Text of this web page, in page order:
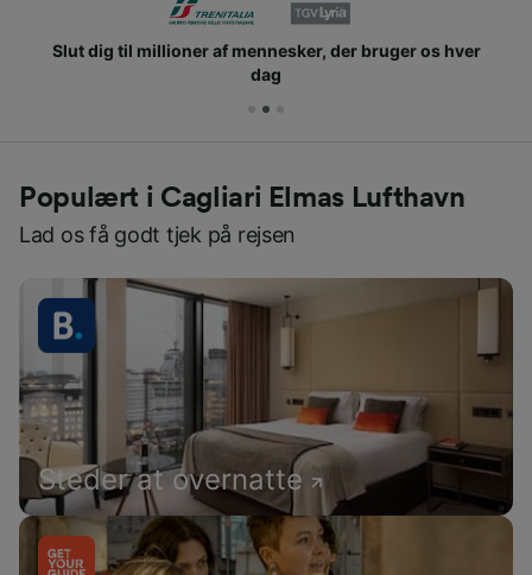
Slut dig til millioner af mennesker, der bruger os hver
dag
Populært i Cagliari Elmas Lufthavn
Lad os få godt tjek på rejsen
Steder at overnatte